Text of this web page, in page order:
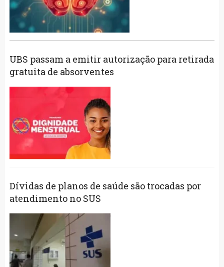
UBS passam a emitir autorização para retirada
gratuita de absorventes
Dívidas de planos de saúde são trocadas por
atendimento no SUS